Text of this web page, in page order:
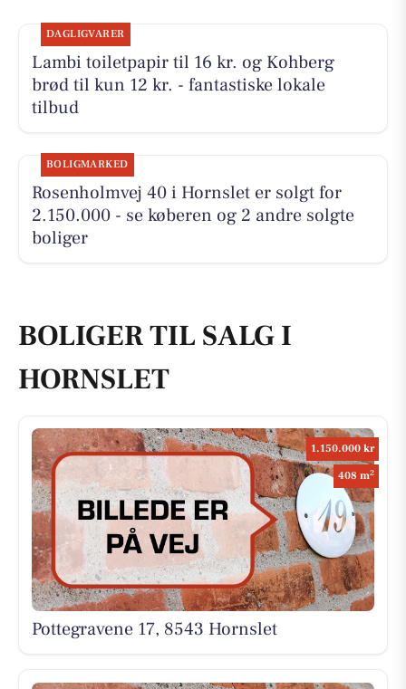
DAGLIGVARER
Lambi toiletpapir til 16 kr. og Kohberg
brød til kun 12 kr. - fantastiske lokale
tilbud
BOLIGMARKED
Rosenholmvej 40 i Hornslet er solgt for
2.150.000 - se køberen og 2 andre solgte
boliger
BOLIGER TIL SALG I
HORNSLET
1.150.000 kr
408 m2
Pottegravene 17, 8543 Hornslet